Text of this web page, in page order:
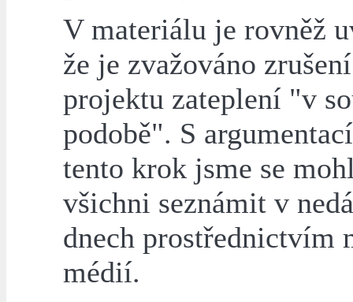
V materiálu je rovněž
že je zvažováno
projektu zateplení "v
podobě". S
tento krok jsme se
všichni seznámit v
dnech prostřednictvím
médií.